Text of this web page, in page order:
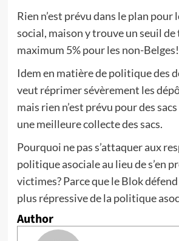
Rien n’est prévu dans le plan pour
social, maison y trouve un seuil de
maximum 5% pour les non-Belges!
Idem en matière de politique des
veut réprimer sévèrement les
mais rien n’est prévu pour des
une meilleure collecte des sacs.
Pourquoi ne pas s’attaquer aux
politique asociale au lieu de s’en
victimes? Parce que le Blok
plus répressive de la politique
Author